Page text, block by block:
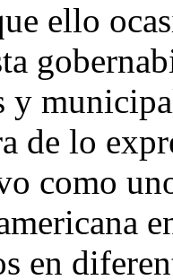
ello
y
de lo
como
en